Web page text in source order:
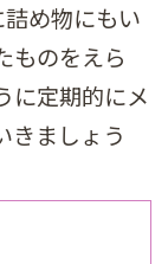
め物にもい
ものをえら
に定期的にメ
きましょう